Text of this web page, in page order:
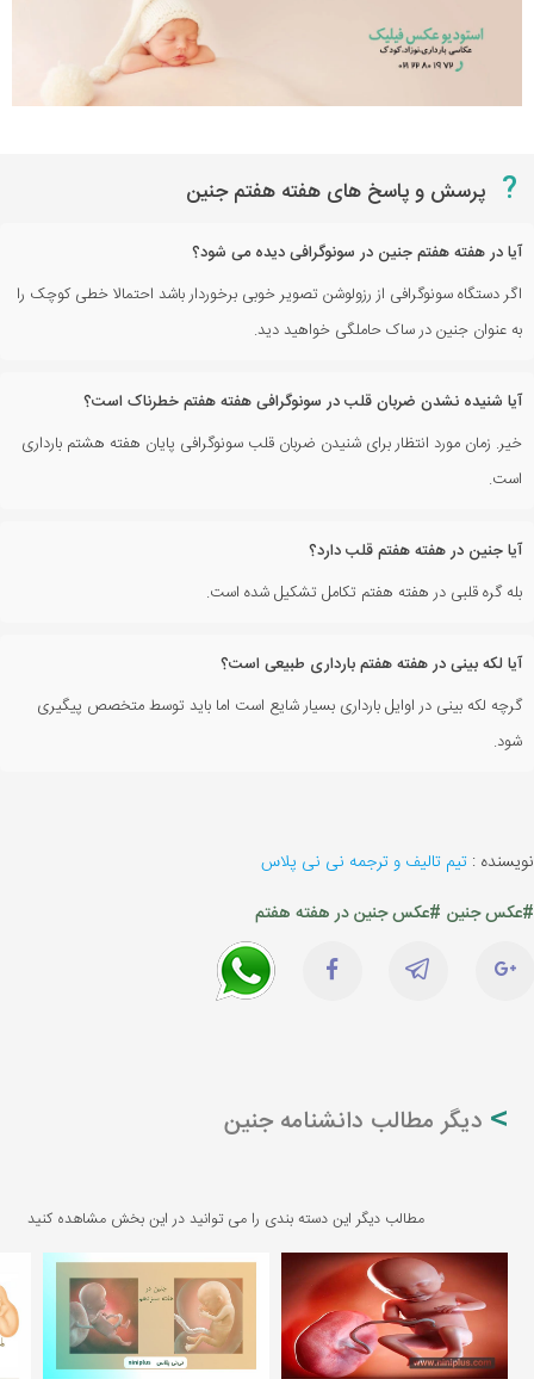
? پرسش و پاسخ های هفته هفتم جنین
آیا در هفته هفتم جنین در سونوگرافی دیده می شود؟
اگر دستگاه سونوگرافی از رزولوشن تصویر خوبی برخوردار باشد احتمالا خطی کوچک را
به عنوان جنین در ساک حاملگی خواهید دید.
آیا شنیده نشدن ضربان قلب در سونوگرافی هفته هفتم خطرناک است؟
خیر. زمان مورد انتظار برای شنیدن ضربان قلب سونوگرافی پایان هفته هشتم بارداری
است.
آیا جنین در هفته هفتم قلب دارد؟
بله گره قلبی در هفته هفتم تکامل تشکیل شده است.
آیا لکه بینی در هفته هفتم بارداری طبیعی است؟
گرچه لکه بینی در اوایل بارداری بسیار شایع است اما باید توسط متخصص پیگیری
شود.
نویسنده : تیم تالیف و ترجمه نی نی پلاس
#عکس جنین #عکس جنین در هفته هفتم
دیگر مطالب دانشنامه جنین
مطالب دیگر این دسته بندی را می توانید در این بخش مشاهده کنید